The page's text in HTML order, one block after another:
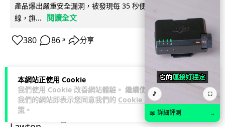
本網站正使用 Cookie
我們使用 Cookie 改善網站體驗。 繼續使用
我們的網站即表示您同意我們的 Cookie 政
策 。
產品爆出嚴重安全漏洞，被發現每 35 秒便會與中國伺服器連
線，旗...
閱讀全文
380 86 ↗ 分享
科技娛樂 生活娛樂 城中熱話 🎵 ⛶
📖 詳細評測 →